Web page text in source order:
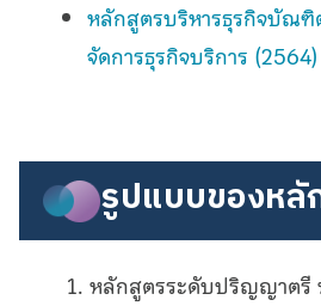
หลักสูตรบริหารธุรกิจบัณฑิ
จัดการธุรกิจบริการ (2564)
รูปแบบของหลั
หลักสูตรระดับปริญญาตรี